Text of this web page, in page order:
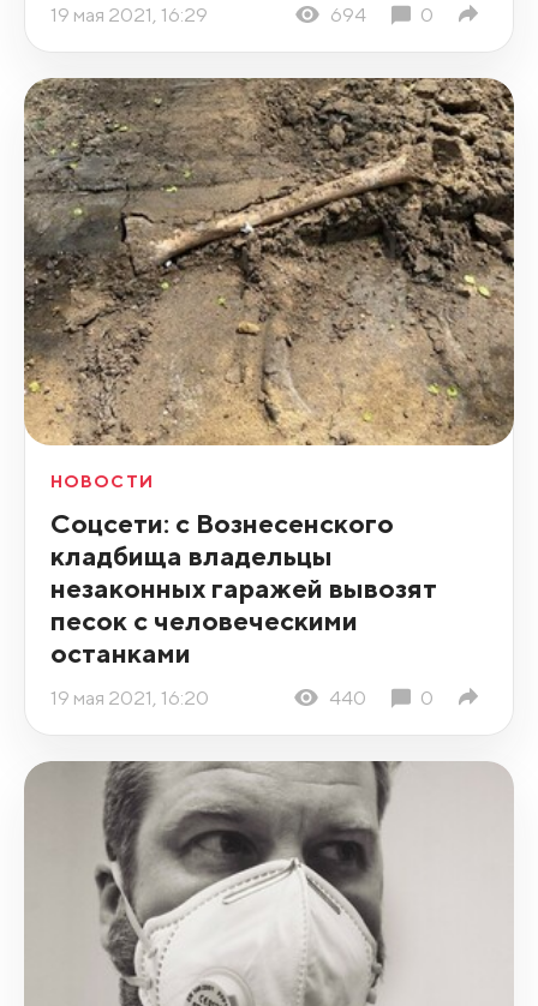
19 мая 2021, 16:29 694 0
НОВОСТИ
Соцсети: с Вознесенского
кладбища владельцы
незаконных гаражей вывозят
песок с человеческими
останками
19 мая 2021, 16:20 440 0